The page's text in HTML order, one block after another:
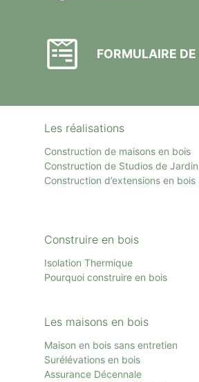
FORMULAIRE
Les réalisations
Construction de maisons en bois
Construction de Studios de Jardin
Construction d’extensions en bois
Construire en bois
Isolation Thermique
Pourquoi construire en bois
Les maisons en bois
Maison en bois sans entretien
Surélévations en bois
Assurance Décennale